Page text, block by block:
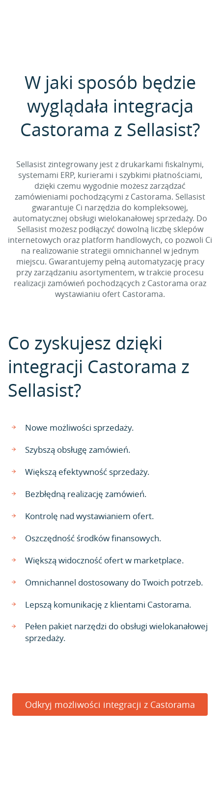
W jaki sposób będzie
wyglądała integracja
Castorama z Sellasist?
Sellasist zintegrowany jest z drukarkami fiskalnymi,
systemami ERP, kurierami i szybkimi płatnościami,
dzięki czemu wygodnie możesz zarządzać
zamówieniami pochodzącymi z Castorama. Sellasist
gwarantuje Ci narzędzia do kompleksowej,
automatycznej obsługi wielokanałowej sprzedaży. Do
Sellasist możesz podłączyć dowolną liczbę sklepów
internetowych oraz platform handlowych, co pozwoli Ci
na realizowanie strategii omnichannel w jednym
miejscu. Gwarantujemy pełną automatyzację pracy
przy zarządzaniu asortymentem, w trakcie procesu
realizacji zamówień pochodzących z Castorama oraz
wystawianiu ofert Castorama.
Co zyskujesz dzięki
integracji Castorama z
Sellasist?
Nowe możliwości sprzedaży.
Szybszą obsługę zamówień.
Większą efektywność sprzedaży.
Bezbłędną realizację zamówień.
Kontrolę nad wystawianiem ofert.
Oszczędność środków finansowych.
Większą widoczność ofert w marketplace.
Omnichannel dostosowany do Twoich potrzeb.
Lepszą komunikację z klientami Castorama.
Pełen pakiet narzędzi do obsługi wielokanałowej
sprzedaży.
Odkryj możliwości integracji z Castorama